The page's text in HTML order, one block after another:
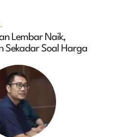
Lembar Naik,
Sekadar Soal Harga